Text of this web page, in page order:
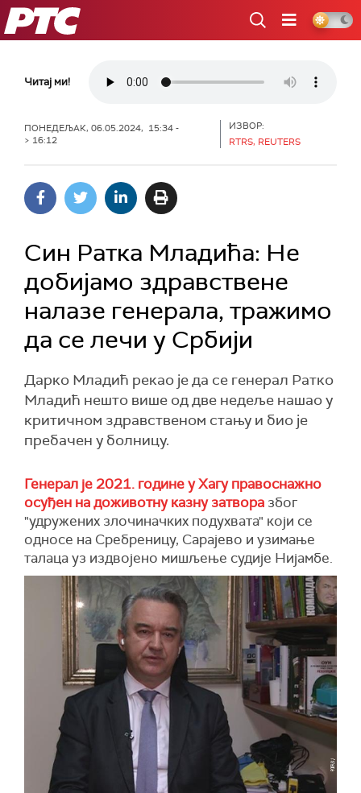
РТС
Читај ми!
ПОНЕДЕЉАК, 06.05.2024, 15:34 -
> 16:12
ИЗВОР:
RTRS, REUTERS
Син Ратка Младића: Не
добијамо здравствене
налазе генерала, тражимо
да се лечи у Србији
Дарко Младић рекао је да се генерал Ратко
Младић нешто више од две недеље нашао у
критичном здравственом стању и био је
пребачен у болницу.
Генерал је 2021. године у Хагу правоснажно
осуђен на доживотну казну затвора због
"удружених злочиначких подухвата" који се
односе на Сребреницу, Сарајево и узимање
талаца уз издвојено мишљење судије Нијамбе.